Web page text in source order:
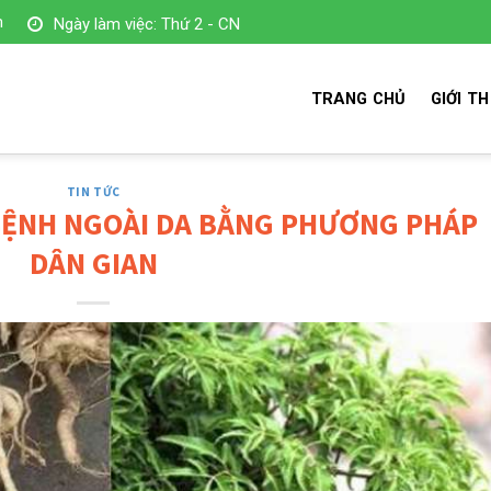
Ngày làm việc: Thứ 2 - CN
TRANG CHỦ GIỚI
TIN TỨC
NGOÀI DA BẰNG PHƯƠNG PHÁP
DÂN GIAN